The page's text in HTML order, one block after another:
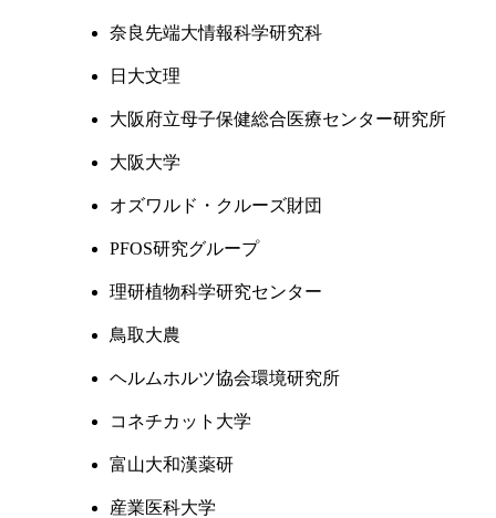
奈良先端大情報科学研究科
日大文理
大阪府立母子保健総合医療センター研究所
大阪大学
オズワルド・クルーズ財団
PFOS研究グループ
理研植物科学研究センター
鳥取大農
ヘルムホルツ協会環境研究所
コネチカット大学
富山大和漢薬研
産業医科大学